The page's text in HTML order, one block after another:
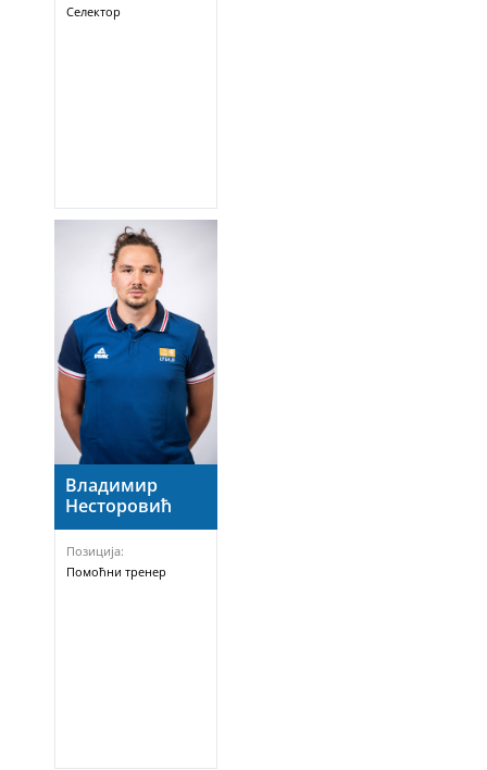
Селектор
Владимир
Несторовић
Позиција:
Помоћни тренер